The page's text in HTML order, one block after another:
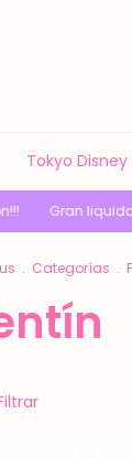
Tokyo
. Categorías .